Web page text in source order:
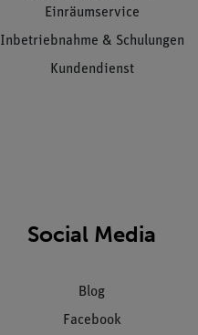
Einräumservice
Inbetriebnahme & Schulungen
Kundendienst
Social Media
Blog
Facebook